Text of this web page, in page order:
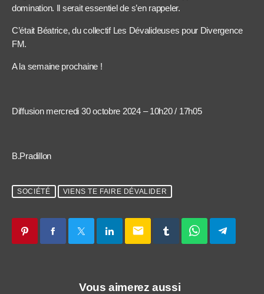
domination. Il serait essentiel de s’en rappeler.
C’était Béatrice, du collectif Les Dévalideuses pour Divergence
FM.
A la semaine prochaine !
Diffusion mercredi 30 octobre 2024 – 10h20 / 17h05
B.Pradillon
SOCIÉTÉ VIENS TE FAIRE DÉVALIDER
email
Vous aimerez aussi